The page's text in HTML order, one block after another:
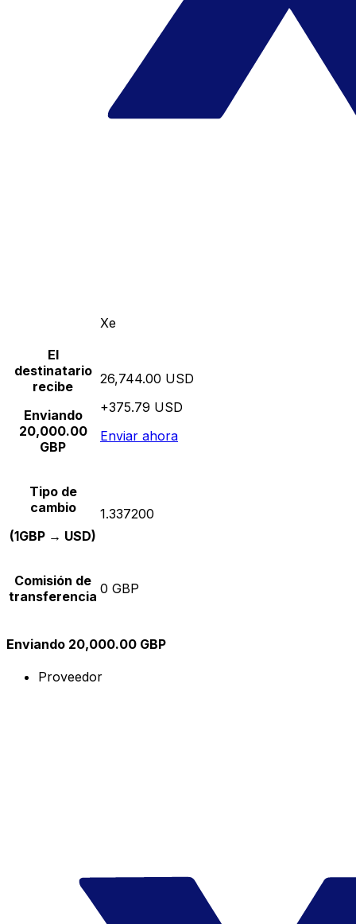
Xe
El
destinatario
recibe
Enviando
20,000.00
GBP
26,744.00 USD
+375.79 USD
Enviar ahora
Tipo de
cambio
(1GBP → USD)
1.337200
Comisión de
transferencia 0 GBP
Enviando 20,000.00 GBP
Proveedor